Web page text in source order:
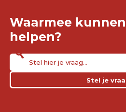
Waarmee
helpen?
Stel je